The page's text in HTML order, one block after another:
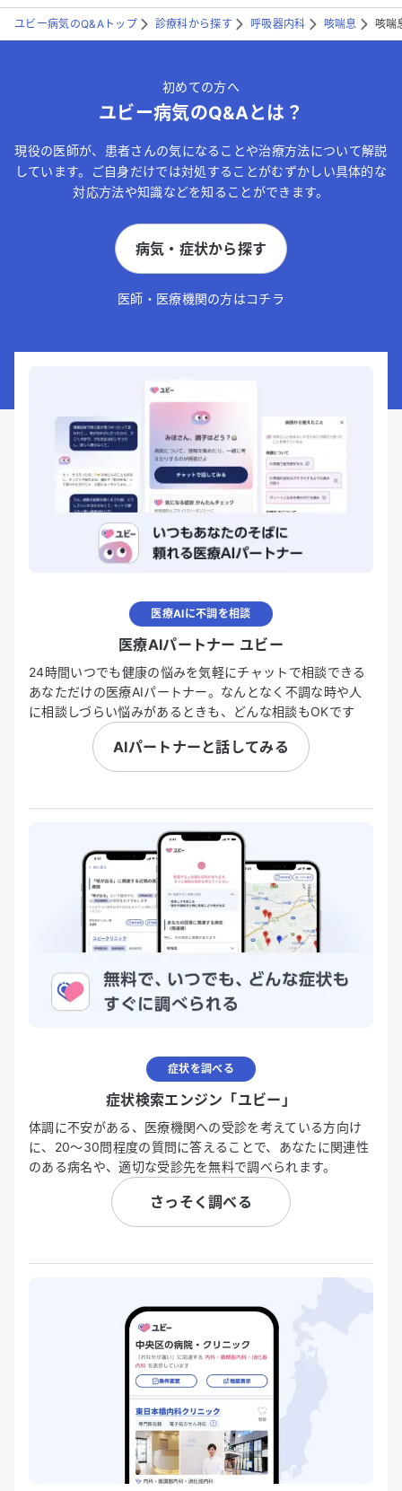
ユビー病気のQ&Aトップ 診療科から探す 呼吸器内科 咳喘息 咳喘
初めての方へ
ユビー病気のQ&Aとは？
現役の医師が、患者さんの気になることや治療方法について解説
しています。ご自身だけでは対処することがむずかしい具体的な
対応方法や知識などを知ることができます。
病気・症状から探す
医師・医療機関の方はコチラ
医療AIに不調を相談
医療AIパートナー ユビー
24時間いつでも健康の悩みを気軽にチャットで相談できる
あなただけの医療AIパートナー。なんとなく不調な時や人
に相談しづらい悩みがあるときも、どんな相談もOKです
AIパートナーと話してみる
症状を調べる
症状検索エンジン「ユビー」
体調に不安がある、医療機関への受診を考えている方向け
に、20〜30問程度の質問に答えることで、あなたに関連性
のある病名や、適切な受診先を無料で調べられます。
さっそく調べる